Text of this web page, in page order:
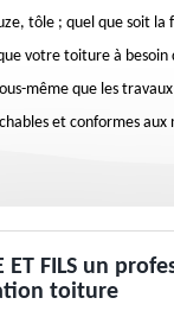
tôle ; quel que soit
votre toiture à besoin
même que les
et conformes aux
ET FILS un
toiture